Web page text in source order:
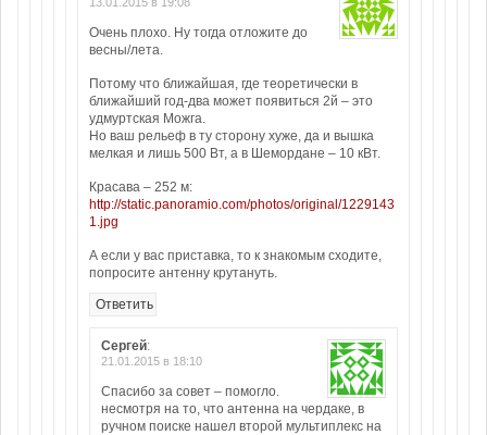
Очень плохо. Ну тогда отложите до
весны/лета.
Потому что ближайшая, где теоретически в
ближайший год-два может появиться 2й – это
удмуртская Можга.
Но ваш рельеф в ту сторону хуже, да и вышка
мелкая и лишь 500 Вт, а в Шемордане – 10 кВт.
Красава – 252 м:
http://static.panoramio.com/photos/original/1229143
1.jpg
А если у вас приставка, то к знакомым сходите,
попросите антенну крутануть.
Ответить
Сергей:
21.01.2015 в 18:10
Спасибо за совет – помогло.
несмотря на то, что антенна на чердаке, в
ручном поиске нашел второй мультиплекс на